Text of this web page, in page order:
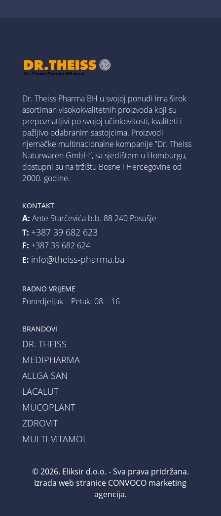
Dr. Theiss Pharma BH u svojoj ponudi ima širok
asortiman visokokvalitetnih proizvoda koji su
prepoznatljivi po svojoj učinkovitosti, kvaliteti i
pažljivo odabranim sastojcima. Proizvodi
njemačke multinacionalne kompanije ”Dr. Theiss
Naturwaren GmbH“, sa sjedištem u Homburgu,
dostupni su na tržištu Bosne i Hercegovine od
2000. godine.
KONTAKT
A: Ante Starčevića b.b. 88 240 Posušje
T: +387 39 682 623
F: +387 39 682 624
E: info@theiss-pharma.ba
RADNO VRIJEME
Ponedjeljak – Petak: 08 – 16
BRANDOVI
DR. THEISS
MEDIPHARMA
ALLGA SAN
LACALUT
MUCOPLANT
ZDROVIT
MULTI-VITAMOL
© 2026. Eliksir d.o.o. - Sva prava pridržana.
Izrada web stranice CONVOCO marketing
agencija.